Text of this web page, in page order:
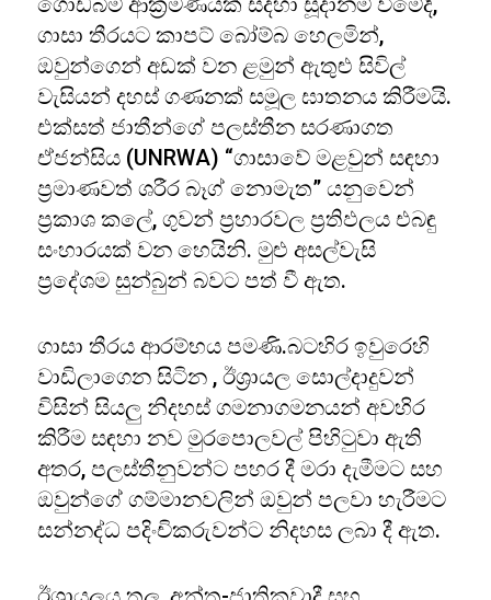
ගාසා තීරයට කාපට් බෝම්බ හෙලමින්,
ඔවුන්ගෙන් අඩක් වන ළමුන් ඇතුළු සිවිල්
වැසියන් දහස් ගණනක් සමූල ඝාතනය කිරීමයි.
එක්සත් ජාතීන්ගේ පලස්තීන සරණාගත
ඒජන්සිය (UNRWA) “ගාසාවේ මළවුන් සඳහා
ප්‍රමාණවත් ශරීර බෑග් නොමැත” යනුවෙන්
ප්‍රකාශ කලේ, ගුවන් ප්‍රහාරවල ප්‍රතිඵලය එබඳු
සංහාරයක් වන හෙයිනි. මුළු අසල්වැසි
ප්‍රදේශම සුන්බුන් බවට පත් වී ඇත.
ගාසා තීරය ආරම්භය පමණි.බටහිර ඉවුරෙහි
වාඩිලාගෙන සිටින , ඊශ්‍රායල සොල්දාදුවන්
විසින් සියලු නිදහස් ගමනාගමනයන් අවහිර
කිරීම සඳහා නව මුරපොලවල් පිහිටුවා ඇති
අතර, පලස්තීනුවන්ට පහර දී මරා දැමීමට සහ
ඔවුන්ගේ ගම්මානවලින් ඔවුන් පලවා හැරීමට
සන්නද්ධ පදිංචිකරුවන්ට නිදහස ලබා දී ඇත.